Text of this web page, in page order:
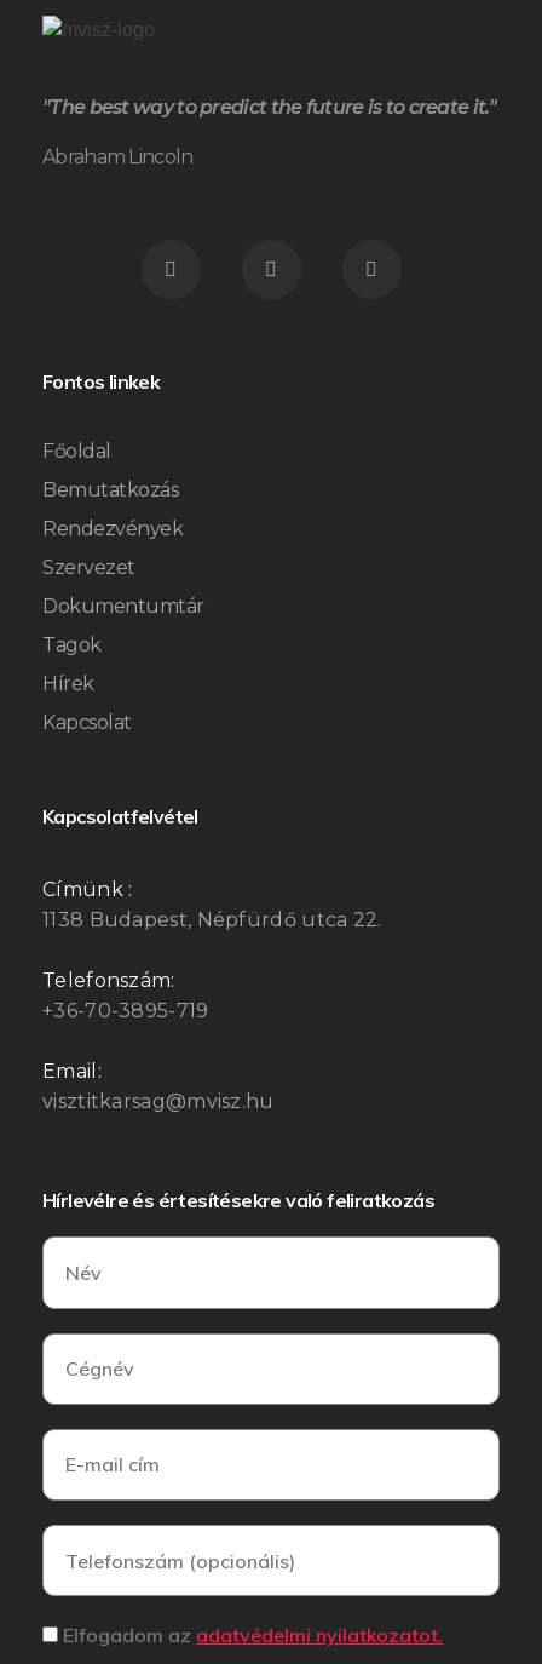
"The best way to predict the future is to create it."
Abraham Lincoln
Fontos linkek
Főoldal
Bemutatkozás
Rendezvények
Szervezet
Dokumentumtár
Tagok
Hírek
Kapcsolat
Kapcsolatfelvétel
Címünk :
1138 Budapest, Népfürdő utca 22.
Telefonszám:
+36-70-3895-719
Email:
visztitkarsag@mvisz.hu
Hírlevélre és értesítésekre való feliratkozás
Elfogadom az adatvédelmi nyilatkozatot.